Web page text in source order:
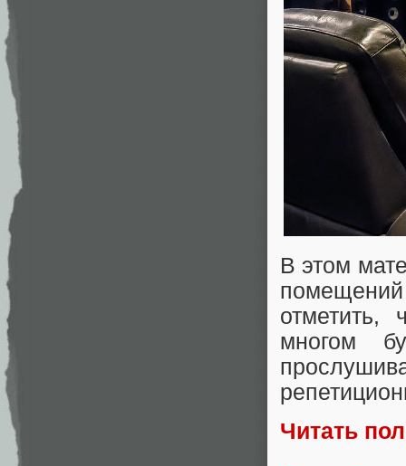
В этом
отметить,
многом
Читать